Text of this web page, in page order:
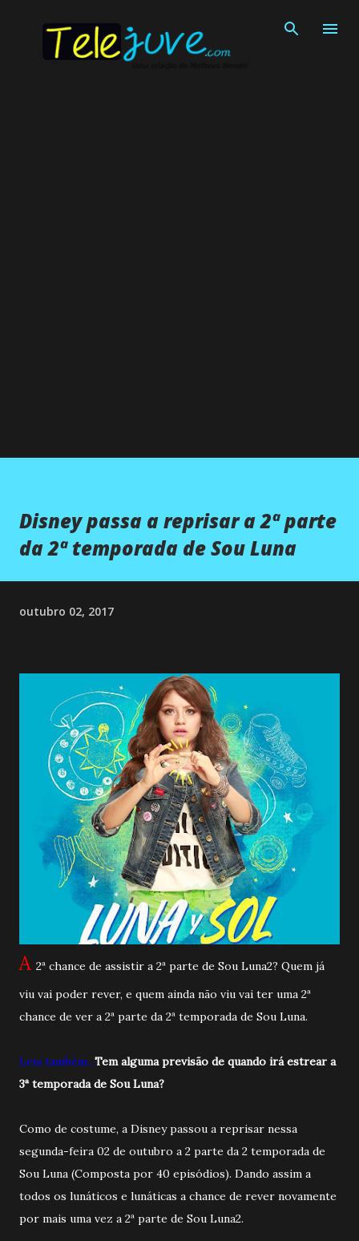
Disney passa a reprisar a 2ª parte
da 2ª temporada de Sou Luna
outubro 02, 2017
A 2ª chance de assistir a 2ª parte de Sou Luna2? Quem já
viu vai poder rever, e quem ainda não viu vai ter uma 2ª
chance de ver a 2ª parte da 2ª temporada de Sou Luna.
Leia também...Tem alguma previsão de quando irá estrear a
3ª temporada de Sou Luna?
Como de costume, a Disney passou a reprisar nessa
segunda-feira 02 de outubro a 2 parte da 2 temporada de
Sou Luna (Composta por 40 episódios). Dando assim a
todos os lunáticos e lunáticas a chance de rever novamente
por mais uma vez a 2ª parte de Sou Luna2.